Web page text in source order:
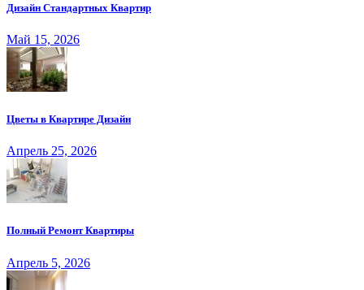
Дизайн Стандартных Квартир
Май 15, 2026
Цветы в Квартире Дизайн
Апрель 25, 2026
Полный Ремонт Квартиры
Апрель 5, 2026